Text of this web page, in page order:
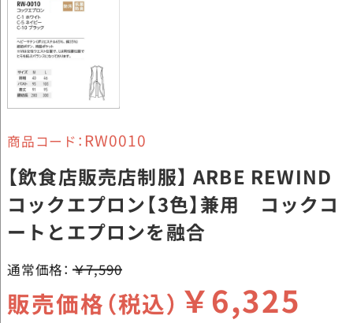
商品コード： RW0010
【飲食店販売店制服】 ARBE REWIND
コックエプロン【3色】兼用 コックコ
ートとエプロンを融合
通常価格： ￥7,590
販売価格（税込） ￥6,325